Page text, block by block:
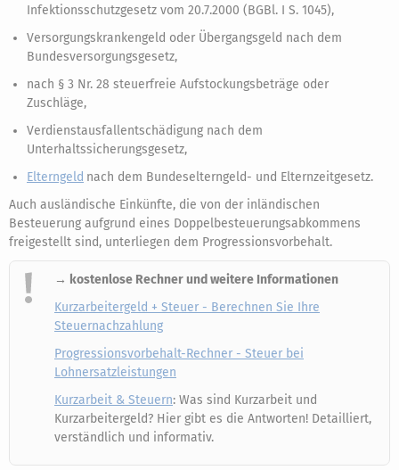
Infektionsschutzgesetz vom 20.7.2000 (BGBl. I S. 1045),
Versorgungskrankengeld oder Übergangsgeld nach dem
Bundesversorgungsgesetz,
nach § 3 Nr. 28 steuerfreie Aufstockungsbeträge oder
Zuschläge,
Verdienstausfallentschädigung nach dem
Unterhaltssicherungsgesetz,
Elterngeld nach dem Bundeselterngeld- und Elternzeitgesetz.
Auch ausländische Einkünfte, die von der inländischen
Besteuerung aufgrund eines Doppelbesteuerungsabkommens
freigestellt sind, unterliegen dem Progressionsvorbehalt.
→ kostenlose Rechner und weitere Informationen
Kurzarbeitergeld + Steuer - Berechnen Sie Ihre
Steuernachzahlung
Progressionsvorbehalt-Rechner - Steuer bei
Lohnersatzleistungen
Kurzarbeit & Steuern: Was sind Kurzarbeit und
Kurzarbeitergeld? Hier gibt es die Antworten! Detailliert,
verständlich und informativ.